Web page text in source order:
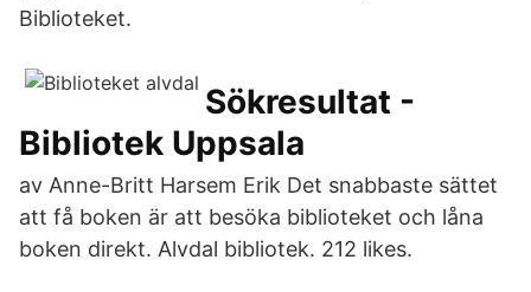
Biblioteket.
Sökresultat -
Bibliotek Uppsala
av Anne-Britt Harsem Erik Det snabbaste sättet
att få boken är att besöka biblioteket och låna
boken direkt. Alvdal bibliotek. 212 likes.